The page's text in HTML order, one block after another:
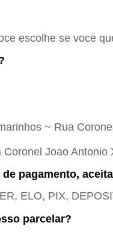
escolhe se voce
~ Rua
Coronel Joao Antonio
pagamento,
ELO, PIX,
parcelar?